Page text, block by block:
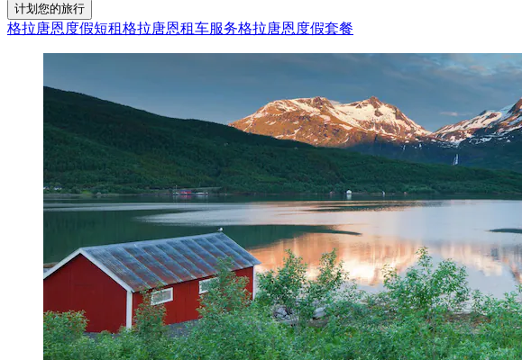
计划您的旅行
格拉唐恩度假短租格拉唐恩租车服务格拉唐恩度假套餐